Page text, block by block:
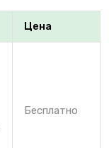
Цена
Бесплатно